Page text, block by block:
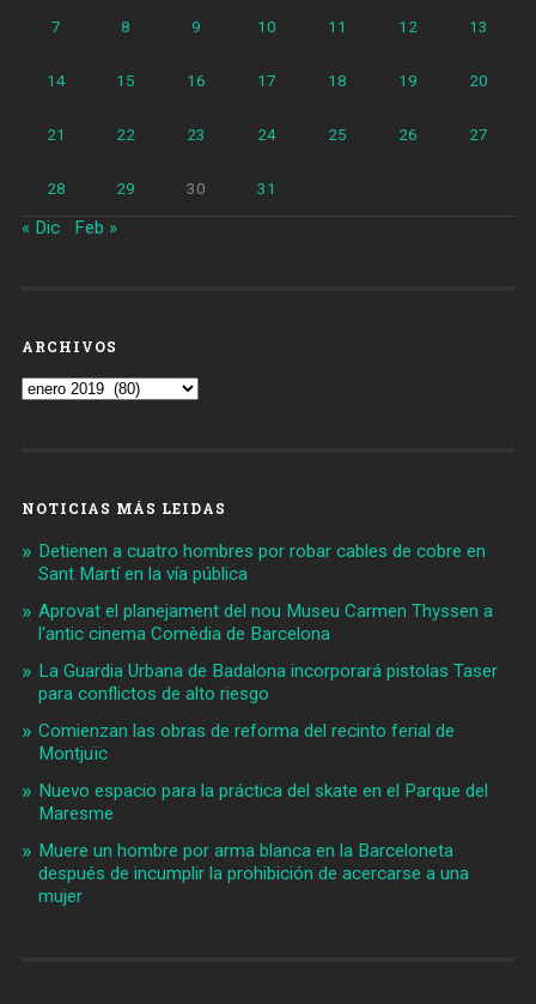
7 8 9 10 11 12 13
14 15 16 17 18 19 20
21 22 23 24 25 26 27
28 29 30 31
« Dic Feb »
ARCHIVOS
Archivos
NOTICIAS MÁS LEIDAS
Detienen a cuatro hombres por robar cables de cobre en
Sant Martí en la vía pública
Aprovat el planejament del nou Museu Carmen Thyssen a
l'antic cinema Comèdia de Barcelona
La Guardia Urbana de Badalona incorporará pistolas Taser
para conflictos de alto riesgo
Comienzan las obras de reforma del recinto ferial de
Montjuïc
Nuevo espacio para la práctica del skate en el Parque del
Maresme
Muere un hombre por arma blanca en la Barceloneta
después de incumplir la prohibición de acercarse a una
mujer